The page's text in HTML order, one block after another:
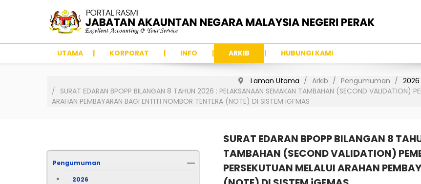
UTAMA KORPORAT INFO ARKIB HUBUNGI KAMI
Laman Utama Arkib Pengumuman
2026
SURAT EDARAN BPOPP BILANGAN 8 TAHUN 2026 : PELAKSANAAN SEMAKAN TAMBAHAN (SECOND VALIDATION)
ARAHAN PEMBAYARAN BAGI ENTITI NOMBOR TENTERA (NOTE) DI SISTEM iGFMAS
Pengumuman
2026
SURAT EDARAN BPOPP BILANGAN 8
TAMBAHAN (SECOND VALIDATION)
PERSEKUTUAN MELALUI ARAHAN